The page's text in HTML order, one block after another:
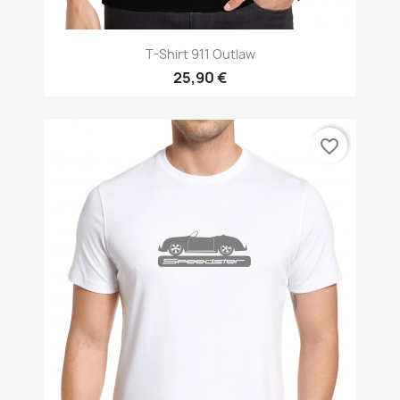
T-Shirt 911 Outlaw
25,90 €
favorite_border